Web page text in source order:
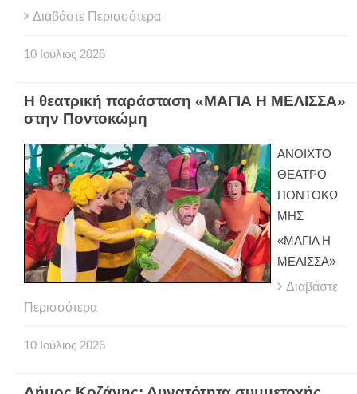
Διαβάστε Περισσότερα
10 Ιούλιος 2026
Η θεατρική παράσταση «ΜΑΓΙΑ Η ΜΕΛΙΣΣΑ»
στην Ποντοκώμη
ΑΝΟΙΧΤΟ
ΘΕΑΤΡΟ
ΠΟΝΤΟΚΩ
ΜΗΣ
«ΜΑΓΙΑ Η
ΜΕΛΙΣΣΑ»
Διαβάστε
Περισσότερα
10 Ιούλιος 2026